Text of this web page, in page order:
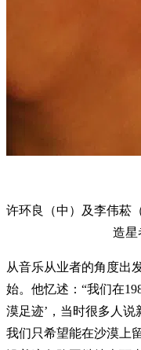
许环良（中）及李伟菘
造星
从音乐从业者的角度出
始。他忆述：“我们在
漠足迹’，当时很多人
我们只希望能在沙漠上